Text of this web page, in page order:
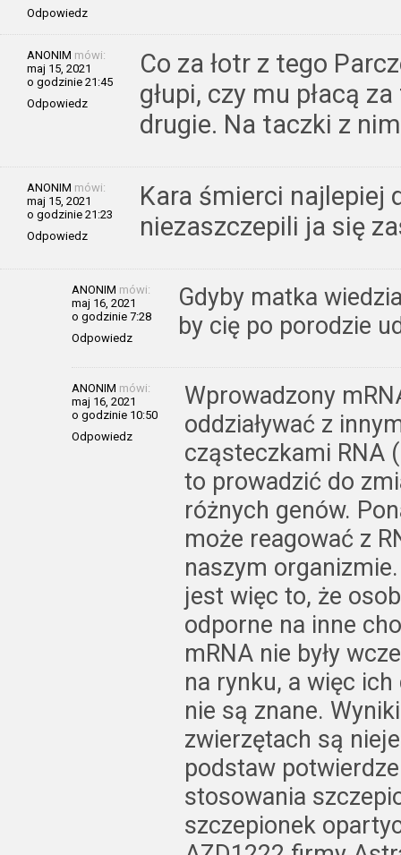
Odpowiedz
ANONIM mówi:
maj 15, 2021
o godzinie 21:45
Odpowiedz
Co za łotr z tego
głupi, czy mu płacą
drugie. Na taczki z
ANONIM mówi:
maj 15, 2021
o godzinie 21:23
Odpowiedz
Kara śmierci najlepiej
niezaszczepili ja się
ANONIM mówi:
maj 16, 2021
o godzinie 7:28
Odpowiedz
Gdyby matka
by cię po porodzie
ANONIM mówi:
maj 16, 2021
o godzinie 10:50
Odpowiedz
Wprowadzony
oddziaływać z
cząsteczkami RNA
to prowadzić do
różnych genów.
może reagować z
naszym
jest więc to, że
odporne na inne
mRNA nie były
na rynku, a więc
nie są znane.
zwierzętach są
podstaw
stosowania
szczepionek